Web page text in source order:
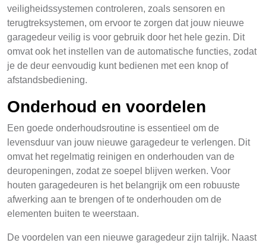
veiligheidssystemen controleren, zoals sensoren en
terugtreksystemen, om ervoor te zorgen dat jouw nieuwe
garagedeur veilig is voor gebruik door het hele gezin. Dit
omvat ook het instellen van de automatische functies, zodat
je de deur eenvoudig kunt bedienen met een knop of
afstandsbediening.
Onderhoud en voordelen
Een goede onderhoudsroutine is essentieel om de
levensduur van jouw nieuwe garagedeur te verlengen. Dit
omvat het regelmatig reinigen en onderhouden van de
deuropeningen, zodat ze soepel blijven werken. Voor
houten garagedeuren is het belangrijk om een robuuste
afwerking aan te brengen of te onderhouden om de
elementen buiten te weerstaan.
De voordelen van een nieuwe garagedeur zijn talrijk. Naast